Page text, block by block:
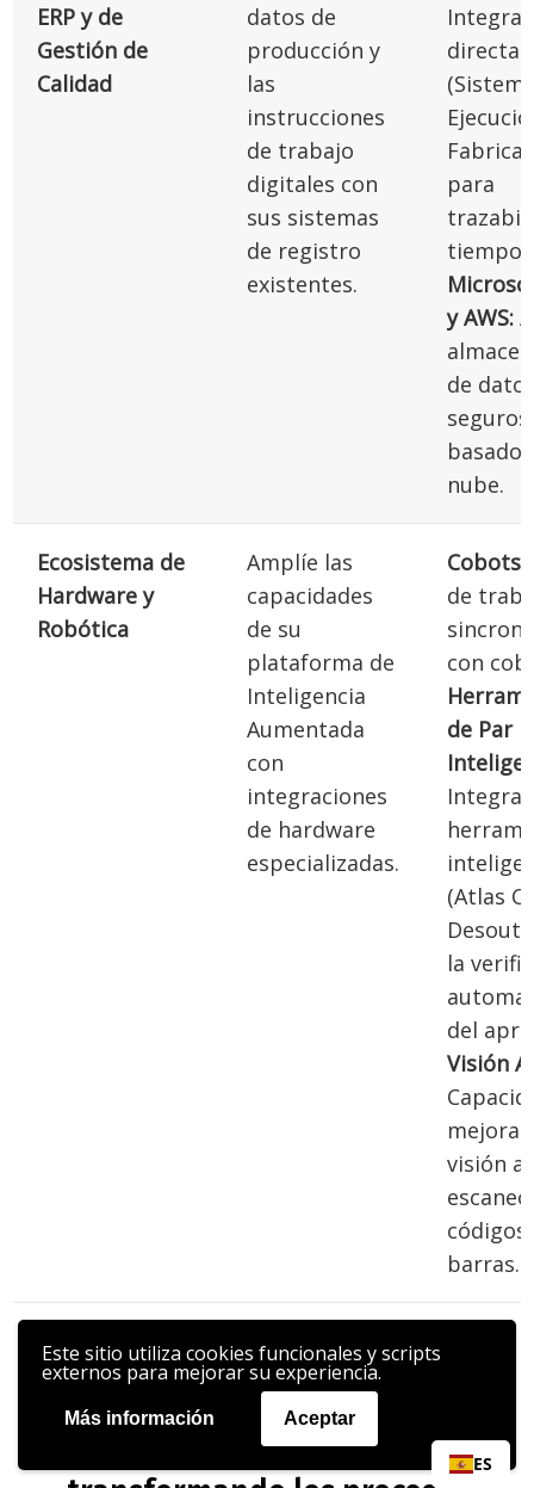
Este sitio utiliza cookies funcionales y scripts
externos para mejorar su experiencia.
Más información Aceptar
ERP y de
Gestión de
Calidad
datos de
producción y
las
instrucciones
de trabajo
digitales con
sus sistemas
de registro
existentes.
directa
para
tiempo
y AWS:
de
seguros
nube.
Ecosistema de
Hardware y
Robótica
Amplíe las
capacidades
de su
plataforma de
Inteligencia
Aumentada
con
integraciones
de hardware
especializadas.
Cobots:
de
con
de Par
(Atlas
la
del
Visión
visión
códigos
barras.
Descubra cómo la RA está
ES